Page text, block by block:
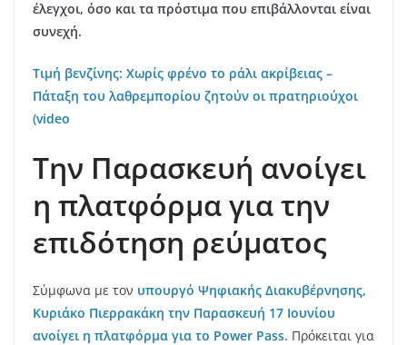
έλεγχοι, όσο και τα πρόστιμα που επιβάλλονται είναι
συνεχή.
Τιμή βενζίνης: Χωρίς φρένο το ράλι ακρίβειας –
Πάταξη του λαθρεμπορίου ζητούν οι πρατηριούχοι
(video
Την Παρασκευή ανοίγει
η πλατφόρμα για την
επιδότηση ρεύματος
Σύμφωνα με τον υπουργό Ψηφιακής Διακυβέρνησης,
Κυριάκο Πιερρακάκη την Παρασκευή 17 Ιουνίου
ανοίγει η πλατφόρμα για το Power Pass. Πρόκειται για